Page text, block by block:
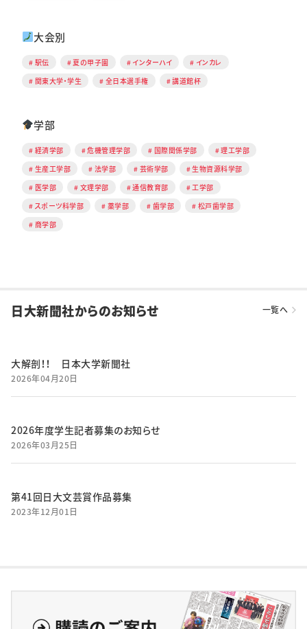
大会別
駅伝 夏の甲子園 インターハイ
インカレ
関東大学・学生
全日本選手権 講道館杯
学部
経済学部 危機管理学部 国際関係学部
理工学部
生産工学部
法学部 芸術学部
生物資源科学部
医学部
文理学部 通信教育部
工学部
スポーツ科学部
薬学部 歯学部
松戸歯学部
商学部
日大新聞社からのお知らせ 一覧へ
大解剖！！ 日本大学新聞社
2026年04月20日
2026年度学生記者募集のお知らせ
2026年03月25日
第41回日大文芸賞作品募集
2023年12月01日